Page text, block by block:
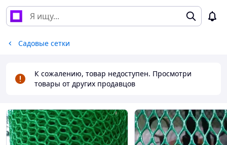
Садовые сетки
К сожалению, товар недоступен. Просмотри
товары от других продавцов